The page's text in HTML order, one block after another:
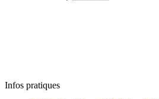
Infos pratiques